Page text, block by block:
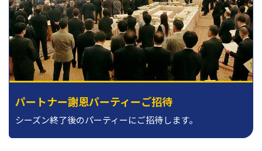
パートナー謝恩パーティーご招待
シーズン終了後のパーティーにご招待します。